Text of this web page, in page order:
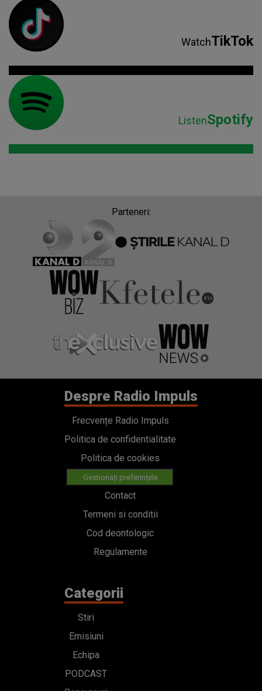
WatchTikTok
ListenSpotify
Parteneri:
Despre Radio Impuls
Frecvențe Radio Impuls
Politica de confidentialitate
Politica de cookies
Gestionați preferințele
Contact
Termeni si conditii
Cod deontologic
Regulamente
Categorii
Stiri
Emisiuni
Echipa
PODCAST